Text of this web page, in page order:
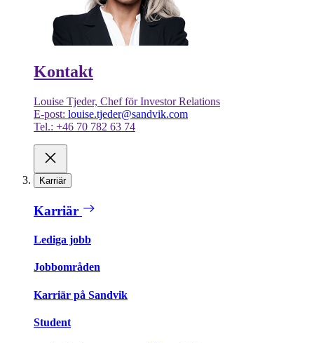
Kontakt
Louise Tjeder, Chef för Investor Relations
E-post: louise.tjeder@sandvik.com
Tel.: +46 70 782 63 74
Karriär
Karriär
Lediga jobb
Jobbområden
Karriär på Sandvik
Student